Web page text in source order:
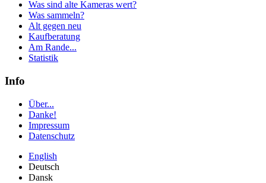
Was sind alte Kameras wert?
Was sammeln?
Alt gegen neu
Kaufberatung
Am Rande...
Statistik
Info
Über...
Danke!
Impressum
Datenschutz
English
Deutsch
Dansk